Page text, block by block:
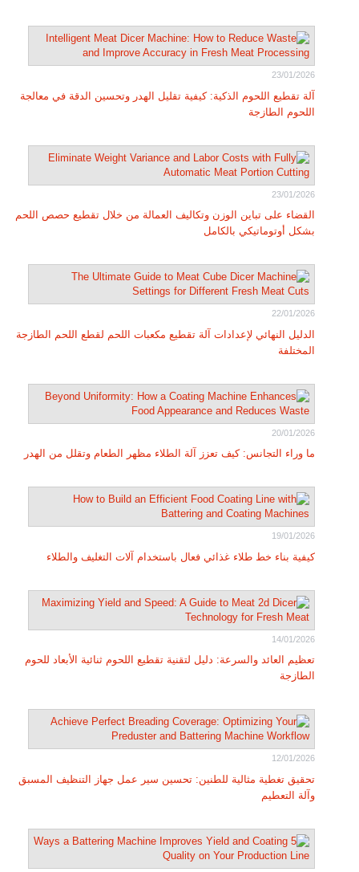
23/01/2026
آلة تقطيع اللحوم الذكية: كيفية تقليل الهدر وتحسين الدقة في معالجة
اللحوم الطازجة
23/01/2026
القضاء على تباين الوزن وتكاليف العمالة من خلال تقطيع حصص اللحم
بشكل أوتوماتيكي بالكامل
22/01/2026
الدليل النهائي لإعدادات آلة تقطيع مكعبات اللحم لقطع اللحم الطازجة
المختلفة
20/01/2026
ما وراء التجانس: كيف تعزز آلة الطلاء مظهر الطعام وتقلل من الهدر
19/01/2026
كيفية بناء خط طلاء غذائي فعال باستخدام آلات التغليف والطلاء
14/01/2026
تعظيم العائد والسرعة: دليل لتقنية تقطيع اللحوم ثنائية الأبعاد للحوم
الطازجة
12/01/2026
تحقيق تغطية مثالية للطنين: تحسين سير عمل جهاز التنظيف المسبق
وآلة التعطيم